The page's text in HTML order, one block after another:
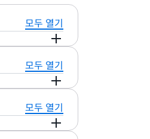
모두 열기
의 집단 데이
한 다음 협업
모두 열기
재)로
다. AWS
모두 열기